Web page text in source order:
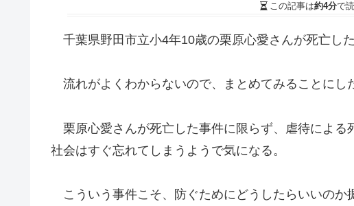
この記事は約4分で
千葉県野田市立小4年10歳の栗原心愛さんが死亡した
流れがよくわからないので、まとめてみることにし
栗原心愛さんが死亡した事件に限らず、虐待による
社会はすぐ忘れてしまうようで気になる。
こういう事件こそ、防ぐためにどうしたらいいのか